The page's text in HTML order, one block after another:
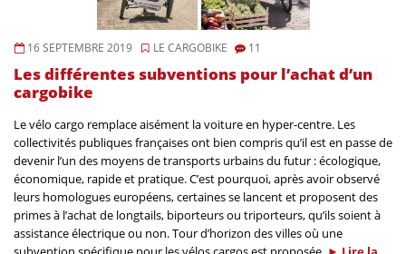
16 SEPTEMBRE 2019 LE CARGOBIKE 11
Les différentes subventions pour l’achat d’un
cargobike
Le vélo cargo remplace aisément la voiture en hyper-centre. Les
collectivités publiques françaises ont bien compris qu’il est en passe de
devenir l’un des moyens de transports urbains du futur : écologique,
économique, rapide et pratique. C’est pourquoi, après avoir observé
leurs homologues européens, certaines se lancent et proposent des
primes à l’achat de longtails, biporteurs ou triporteurs, qu’ils soient à
assistance électrique ou non. Tour d’horizon des villes où une